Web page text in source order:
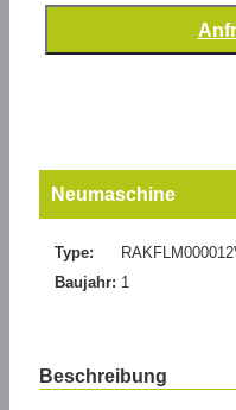
Neumaschine
Type:
Baujahr: 1
Beschreibung